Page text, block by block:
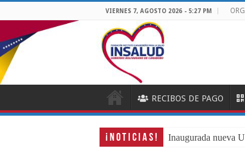
VIERNES 7, AGOSTO 2026 - 5:27 PM
RECIBOS DE PAGO
¡ N O T I C I A S ! Inaugurada nueva